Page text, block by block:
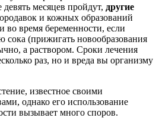
месяцев пройдут, другие
и кожных образований
во время беременности, если
сока (прижигать новообразования
а раствором. Сроки лечения
раз, но и вреда вы организму
известное своими
однако его использование
вызывает много споров.